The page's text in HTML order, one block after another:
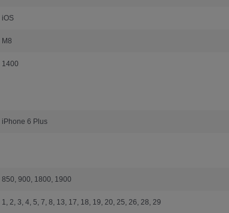
iOS
M8
1400
iPhone 6 Plus
850, 900, 1800, 1900
1, 2, 3, 4, 5, 7, 8, 13, 17, 18, 19, 20, 25, 26, 28, 29